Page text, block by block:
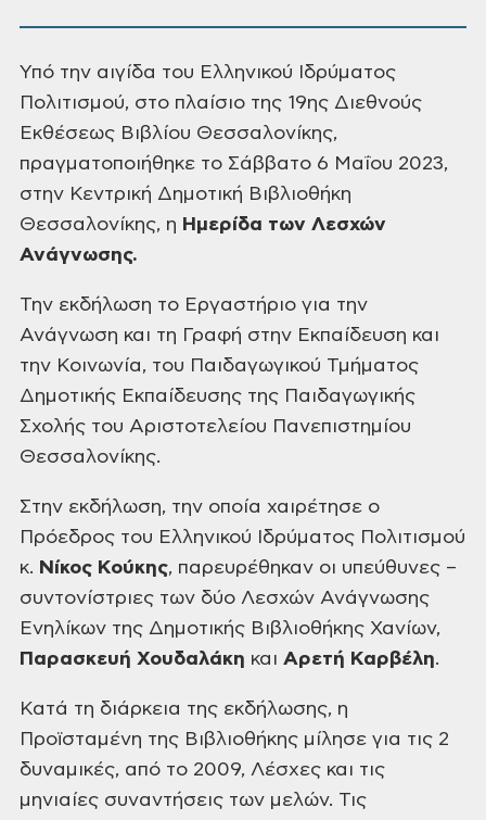
Υπό την αιγίδα του Ελληνικού Ιδρύματος
Πολιτισμού, στο πλαίσιο της 19ης Διεθνούς
Εκθέσεως Βιβλίου Θεσσαλονίκης,
πραγματοποιήθηκε το Σάββατο 6 Μαΐου 2023,
στην Κεντρική Δημοτική Βιβλιοθήκη
Θεσσαλονίκης, η Ημερίδα των Λεσχών
Ανάγνωσης.
Την εκδήλωση το Εργαστήριο για την
Ανάγνωση και τη Γραφή στην Εκπαίδευση και
την Κοινωνία, του Παιδαγωγικού Τμήματος
Δημοτικής Εκπαίδευσης της Παιδαγωγικής
Σχολής του Αριστοτελείου Πανεπιστημίου
Θεσσαλονίκης.
Στην εκδήλωση, την οποία χαιρέτησε ο
Πρόεδρος του Ελληνικού Ιδρύματος Πολιτισμού
κ. Νίκος Κούκης, παρευρέθηκαν οι υπεύθυνες –
συντονίστριες των δύο Λεσχών Ανάγνωσης
Ενηλίκων της Δημοτικής Βιβλιοθήκης Χανίων,
Παρασκευή Χουδαλάκη και Αρετή Καρβέλη.
Κατά τη διάρκεια της εκδήλωσης, η
Προϊσταμένη της Βιβλιοθήκης μίλησε για τις 2
δυναμικές, από το 2009, Λέσχες και τις
μηνιαίες συναντήσεις των μελών. Τις